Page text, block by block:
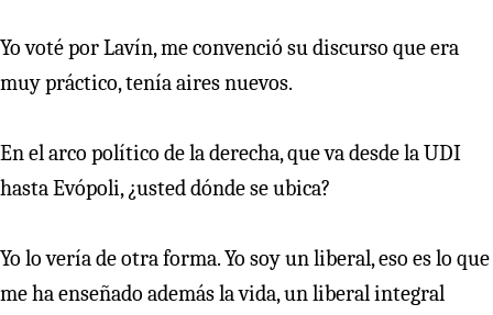
Yo voté por Lavín, me convenció su discurso que era
muy práctico, tenía aires nuevos.
En el arco político de la derecha, que va desde la UDI
hasta Evópoli, ¿usted dónde se ubica?
Yo lo vería de otra forma. Yo soy un liberal, eso es lo que
me ha enseñado además la vida, un liberal integral